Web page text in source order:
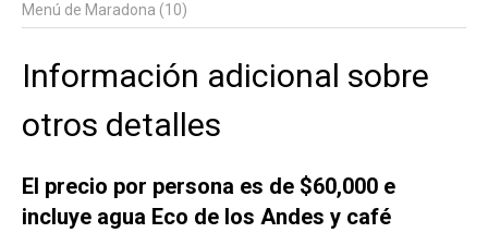
Menú de Maradona (10)
Información adicional sobre
otros detalles
El precio por persona es de $60,000 e
incluye agua Eco de los Andes y café